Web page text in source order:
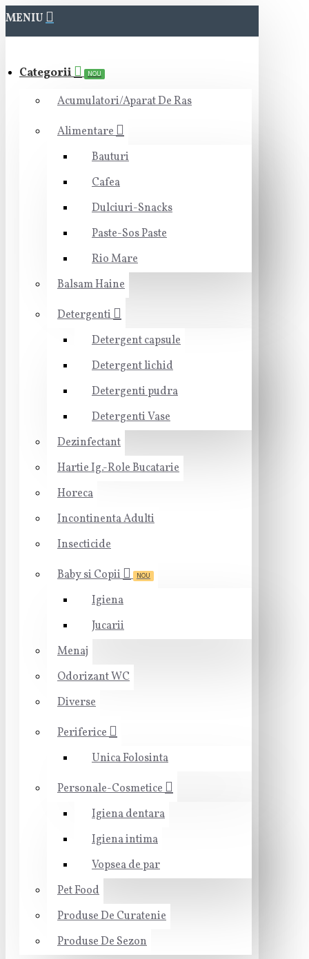
MENIU
Categorii NOU
Acumulatori/Aparat De Ras
Alimentare
Bauturi
Cafea
Dulciuri-Snacks
Paste-Sos Paste
Rio Mare
Balsam Haine
Detergenti
Detergent capsule
Detergent lichid
Detergenti pudra
Detergenti Vase
Dezinfectant
Hartie Ig.-Role Bucatarie
Horeca
Incontinenta Adulti
Insecticide
Baby si Copii
NOU
Igiena
Jucarii
Menaj
Odorizant WC
Diverse
Periferice
Unica Folosinta
Personale-Cosmetice
Igiena dentara
Igiena intima
Vopsea de par
Pet Food
Produse De Curatenie
Produse De Sezon